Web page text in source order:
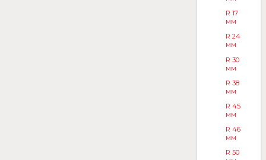
R 17
мм
R 24
мм
R 30
мм
R 38
мм
R 45
мм
R 46
мм
R 50